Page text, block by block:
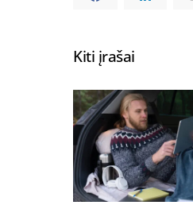
Kiti įrašai